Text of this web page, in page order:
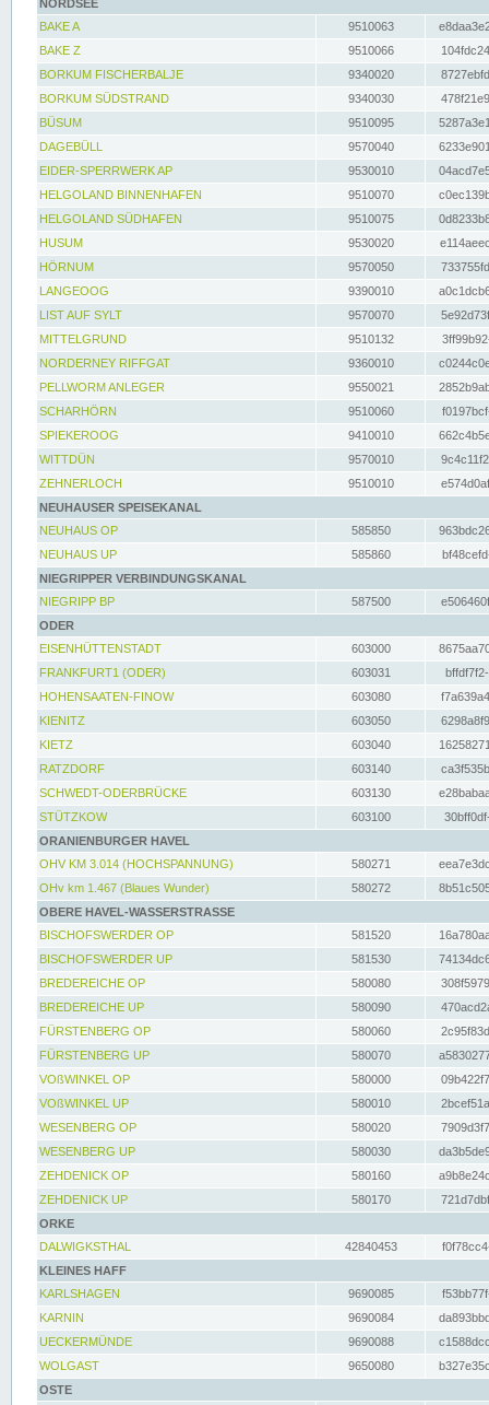
NORDSEE
BAKE A
9510063
BAKE Z
9510066
BORKUM FISCHERBALJE
9340020
BORKUM SÜDSTRAND
9340030
BÜSUM
9510095
DAGEBÜLL
9570040
EIDER-SPERRWERK AP
9530010
HELGOLAND BINNENHAFEN
9510070
HELGOLAND SÜDHAFEN
9510075
HUSUM
9530020
HÖRNUM
9570050
LANGEOOG
9390010
LIST AUF SYLT
9570070
MITTELGRUND
9510132
NORDERNEY RIFFGAT
9360010
PELLWORM ANLEGER
9550021
SCHARHÖRN
9510060
SPIEKEROOG
9410010
WITTDÜN
9570010
ZEHNERLOCH
9510010
NEUHAUSER SPEISEKANAL
NEUHAUS OP
585850
NEUHAUS UP
585860
NIEGRIPPER VERBINDUNGSKANAL
NIEGRIPP BP
587500
ODER
EISENHÜTTENSTADT
603000
FRANKFURT1 (ODER)
603031
HOHENSAATEN-FINOW
603080
KIENITZ
603050
KIETZ
603040
RATZDORF
603140
SCHWEDT-ODERBRÜCKE
603130
STÜTZKOW
603100
ORANIENBURGER HAVEL
OHV KM 3.014 (HOCHSPANNUNG)
580271
OHv km 1.467 (Blaues Wunder)
580272
OBERE HAVEL-WASSERSTRASSE
BISCHOFSWERDER OP
581520
BISCHOFSWERDER UP
581530
BREDEREICHE OP
580080
BREDEREICHE UP
580090
FÜRSTENBERG OP
580060
FÜRSTENBERG UP
580070
VOßWINKEL OP
580000
VOßWINKEL UP
580010
WESENBERG OP
580020
WESENBERG UP
580030
ZEHDENICK OP
580160
ZEHDENICK UP
580170
ORKE
DALWIGKSTHAL
42840453
KLEINES HAFF
KARLSHAGEN
9690085
KARNIN
9690084
UECKERMÜNDE
9690088
WOLGAST
9650080
OSTE